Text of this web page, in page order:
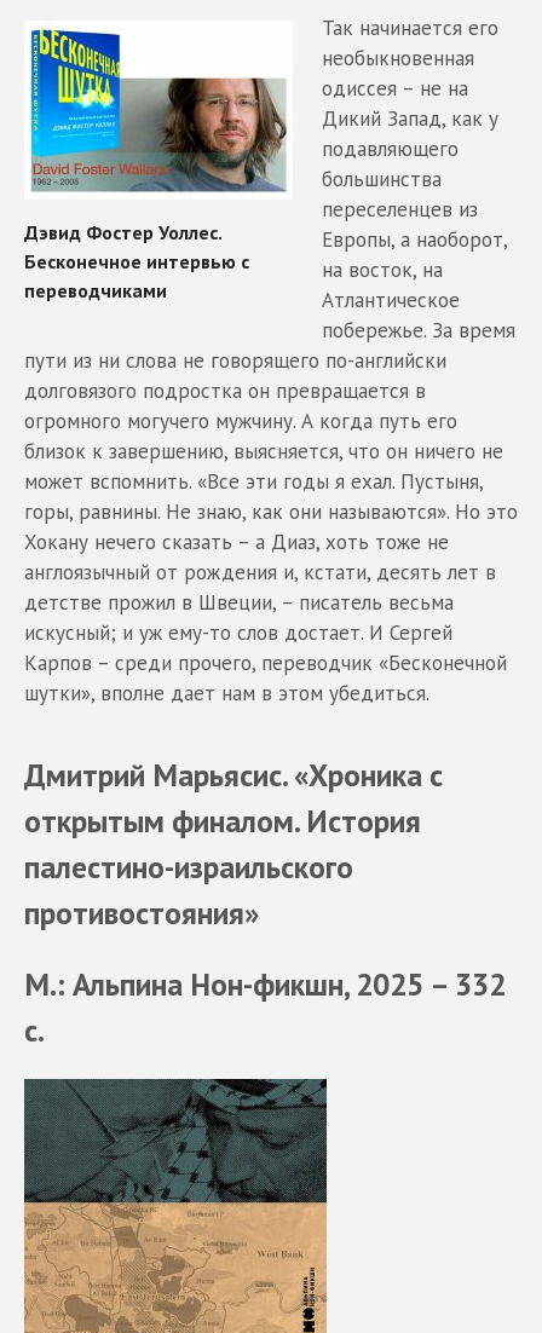
Так начинается его
необыкновенная
одиссея – не на
Дикий Запад, как у
подавляющего
большинства
переселенцев из
Европы, а наоборот,
на восток, на
Атлантическое
побережье. За время
пути из ни слова не говорящего по-английски
долговязого подростка он превращается в
огромного могучего мужчину. А когда путь его
близок к завершению, выясняется, что он ничего не
может вспомнить. «Все эти годы я ехал. Пустыня,
горы, равнины. Не знаю, как они называются». Но это
Хокану нечего сказать – а Диаз, хоть тоже не
англоязычный от рождения и, кстати, десять лет в
детстве прожил в Швеции, – писатель весьма
искусный; и уж ему-то слов достает. И Сергей
Карпов – среди прочего, переводчик «Бесконечной
шутки», вполне дает нам в этом убедиться.
Дмитрий Марьясис. «Хроника с
открытым финалом. История
палестино-израильского
противостояния»
М.: Альпина Нон-фикшн, 2025 – 332
с.